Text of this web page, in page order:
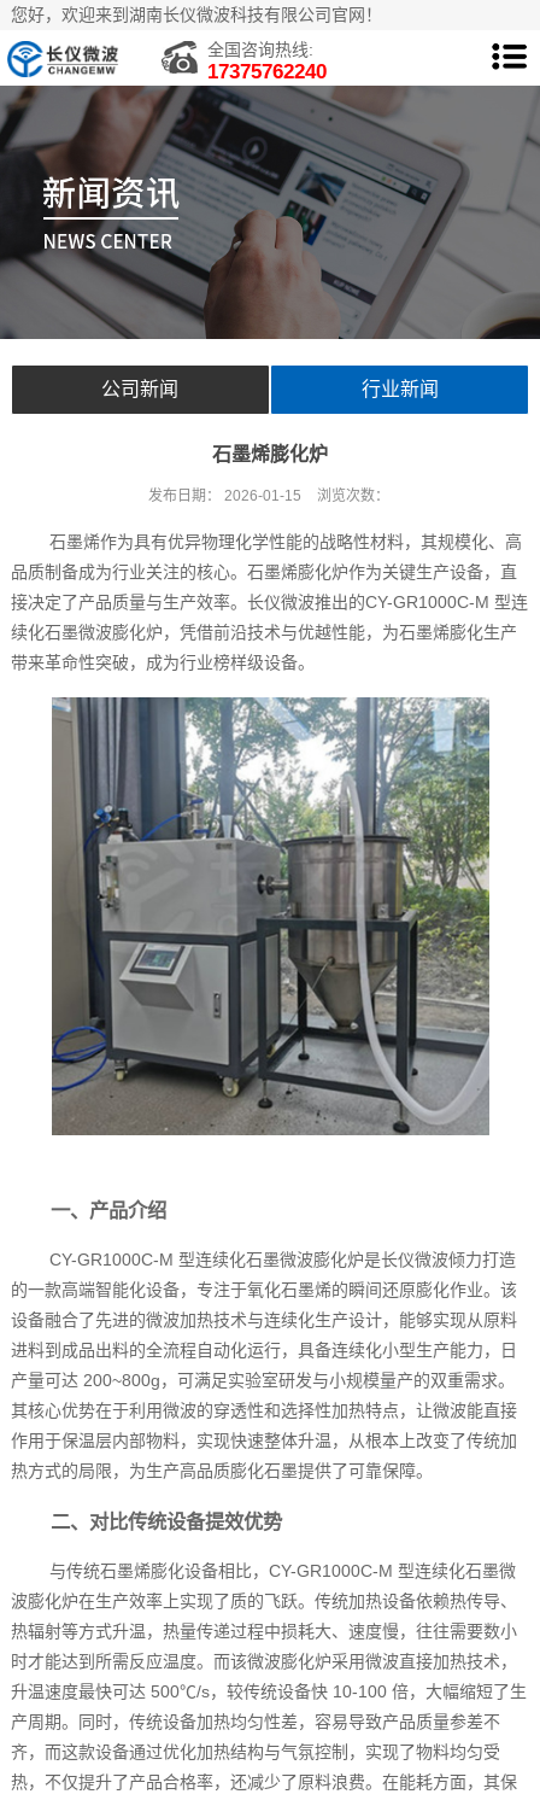
您好，欢迎来到湖南长仪微波科技有限公司官网！
全国咨询热线:
17375762240
公司新闻 行业新闻
石墨烯膨化炉
发布日期： 2026-01-15 浏览次数：
石墨烯作为具有优异物理化学性能的战略性材料，其规模化、高
品质制备成为行业关注的核心。石墨烯膨化炉作为关键生产设备，直
接决定了产品质量与生产效率。长仪微波推出的CY-GR1000C-M 型连
续化石墨微波膨化炉，凭借前沿技术与优越性能，为石墨烯膨化生产
带来革命性突破，成为行业榜样级设备。
一、产品介绍
CY-GR1000C-M 型连续化石墨微波膨化炉是长仪微波倾力打造
的一款高端智能化设备，专注于氧化石墨烯的瞬间还原膨化作业。该
设备融合了先进的微波加热技术与连续化生产设计，能够实现从原料
进料到成品出料的全流程自动化运行，具备连续化小型生产能力，日
产量可达 200~800g，可满足实验室研发与小规模量产的双重需求。
其核心优势在于利用微波的穿透性和选择性加热特点，让微波能直接
作用于保温层内部物料，实现快速整体升温，从根本上改变了传统加
热方式的局限，为生产高品质膨化石墨提供了可靠保障。
二、对比传统设备提效优势
与传统石墨烯膨化设备相比，CY-GR1000C-M 型连续化石墨微
波膨化炉在生产效率上实现了质的飞跃。传统加热设备依赖热传导、
热辐射等方式升温，热量传递过程中损耗大、速度慢，往往需要数小
时才能达到所需反应温度。而该微波膨化炉采用微波直接加热技术，
升温速度最快可达 500℃/s，较传统设备快 10-100 倍，大幅缩短了生
产周期。同时，传统设备加热均匀性差，容易导致产品质量参差不
齐，而这款设备通过优化加热结构与气氛控制，实现了物料均匀受
热，不仅提升了产品合格率，还减少了原料浪费。在能耗方面，其保